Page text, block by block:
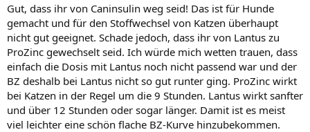
Gut, dass ihr von Caninsulin weg seid! Das ist für Hunde
gemacht und für den Stoffwechsel von Katzen überhaupt
nicht gut geeignet. Schade jedoch, dass ihr von Lantus zu
ProZinc gewechselt seid. Ich würde mich wetten trauen, dass
einfach die Dosis mit Lantus noch nicht passend war und der
BZ deshalb bei Lantus nicht so gut runter ging. ProZinc wirkt
bei Katzen in der Regel um die 9 Stunden. Lantus wirkt sanfter
und über 12 Stunden oder sogar länger. Damit ist es meist
viel leichter eine schön flache BZ-Kurve hinzubekommen.